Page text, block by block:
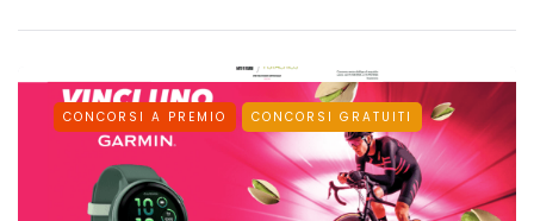
CONCORSI A PREMIO CONCORSI GRATUITI